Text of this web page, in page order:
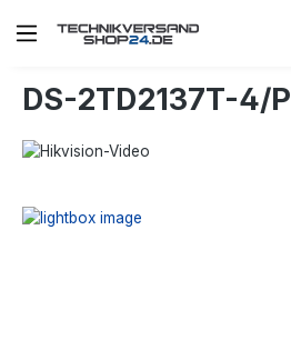
Zum Hauptinhalt springen
DS-2TD2137T-4/P